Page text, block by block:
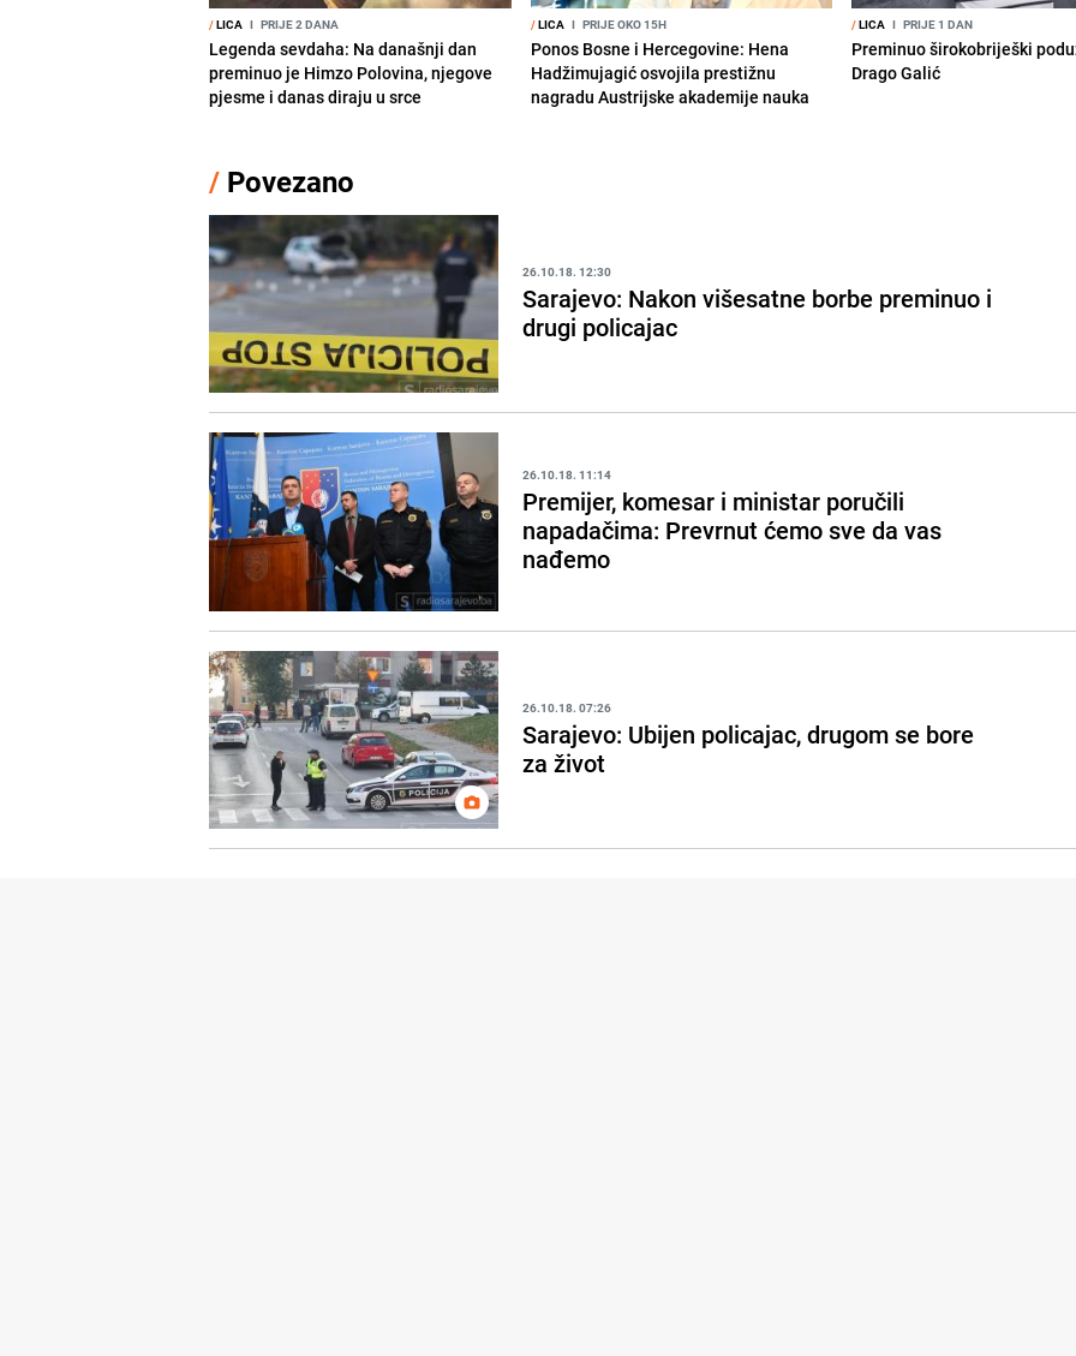
/LICA I PRIJE 2 DANA
Legenda sevdaha: Na današnji dan
preminuo je Himzo Polovina, njegove
pjesme i danas diraju u srce
/LICA I PRIJE OKO 15H
Ponos Bosne i Hercegovine: Hena
Hadžimujagić osvojila prestižnu
nagradu Austrijske akademije nauka
/LICA I PRIJE 1 DAN
Preminuo širokobriješki
Drago Galić
/ Povezano
26.10.18. 12:30
Sarajevo: Nakon višesatne borbe preminuo i
drugi policajac
26.10.18. 11:14
Premijer, komesar i ministar poručili
napadačima: Prevrnut ćemo sve da vas
nađemo
26.10.18. 07:26
Sarajevo: Ubijen policajac, drugom se bore
za život